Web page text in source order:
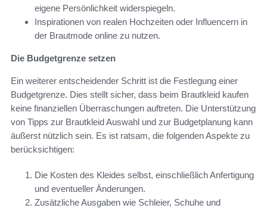
eigene Persönlichkeit widerspiegeln.
Inspirationen von realen Hochzeiten oder Influencern in
der Brautmode online zu nutzen.
Die Budgetgrenze setzen
Ein weiterer entscheidender Schritt ist die Festlegung einer
Budgetgrenze. Dies stellt sicher, dass beim Brautkleid kaufen
keine finanziellen Überraschungen auftreten. Die Unterstützung
von Tipps zur Brautkleid Auswahl und zur Budgetplanung kann
äußerst nützlich sein. Es ist ratsam, die folgenden Aspekte zu
berücksichtigen:
Die Kosten des Kleides selbst, einschließlich Anfertigung
und eventueller Änderungen.
Zusätzliche Ausgaben wie Schleier, Schuhe und